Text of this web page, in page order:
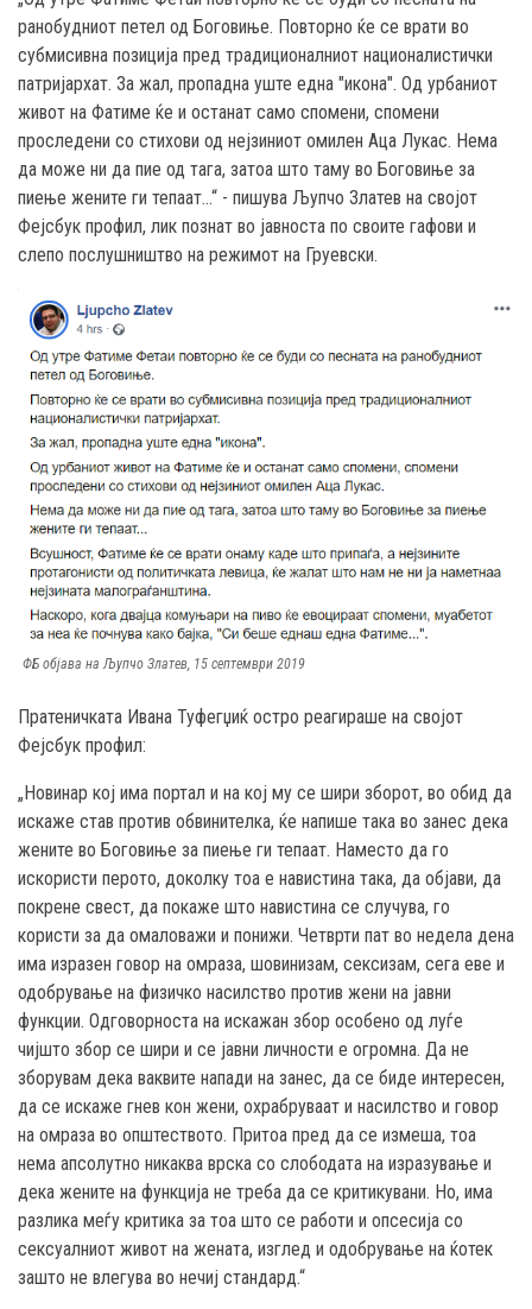
ранобудниот петел од Боговиње. Повторно ќе се врати во
субмисивна позиција пред традиционалниот националистички
патријархат. За жал, пропадна уште една "икона". Од урбаниот
живот на Фатиме ќе и останат само спомени, спомени
проследени со стихови од нејзиниот омилен Аца Лукас. Нема
да може ни да пие од тага, затоа што таму во Боговиње за
пиење жените ги тепаат...“ - пишува Љупчо Златев на својот
Фејсбук профил, лик познат во јавноста по своите гафови и
слепо послушништво на режимот на Груевски.
ФБ објава на Љупчо Златев, 15 септември 2019
Пратеничката Ивана Туфегџиќ остро реагираше на својот
Фејсбук профил:
„Новинар кој има портал и на кој му се шири зборот, во обид да
искаже став против обвинителка, ќе напише така во занес дека
жените во Боговиње за пиење ги тепаат. Наместо да го
искористи перото, доколку тоа е навистина така, да објави, да
покрене свест, да покаже што навистина се случува, го
користи за да омаловажи и понижи. Четврти пат во недела дена
има изразен говор на омраза, шовинизам, сексизам, сега еве и
одобрување на физичко насилство против жени на јавни
функции. Одговорноста на искажан збор особено од луѓе
чијшто збор се шири и се јавни личности е огромна. Да не
зборувам дека ваквите напади на занес, да се биде интересен,
да се искаже гнев кон жени, охрабруваат и насилство и говор
на омраза во општеството. Притоа пред да се измеша, тоа
нема апсолутно никаква врска со слободата на изразување и
дека жените на функција не треба да се критикувани. Но, има
разлика меѓу критика за тоа што се работи и опсесија со
сексуалниот живот на жената, изглед и одобрување на ќотек
зашто не влегува во нечиј стандард.“